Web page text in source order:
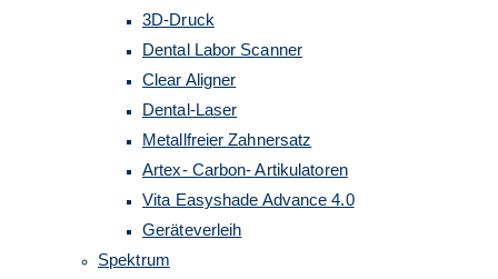
3D-Druck
Dental Labor Scanner
Clear Aligner
Dental-Laser
Metallfreier Zahnersatz
Artex- Carbon- Artikulatoren
Vita Easyshade Advance 4.0
Geräteverleih
Spektrum